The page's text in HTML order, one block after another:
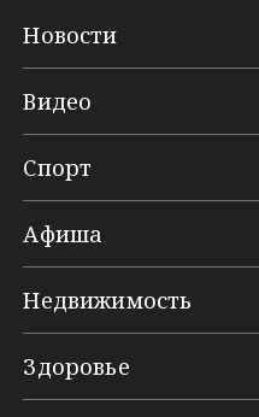
Новости
Видео
Спорт
Афиша
Недвижимость
Здоровье